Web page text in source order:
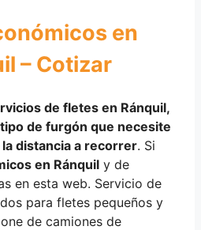
en
– Cotizar
de fletes en Ránquil,
tipo de furgón que necesite
distancia a recorrer. Si
en Ránquil y de
en esta web. Servicio de
para fletes pequeños y
de camiones de